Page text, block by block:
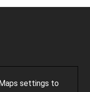
settings to